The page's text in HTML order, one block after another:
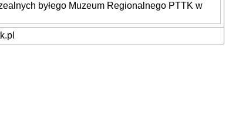
byłego Muzeum Regionalnego PTTK w